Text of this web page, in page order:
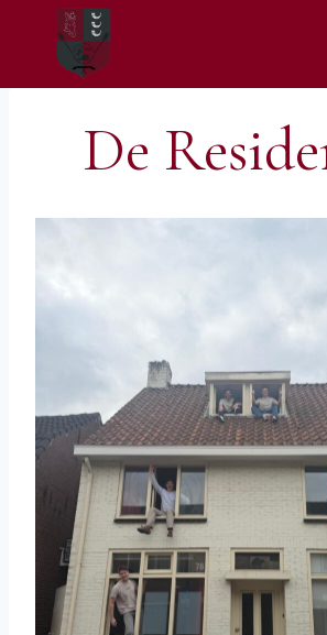
Doorgaan
De